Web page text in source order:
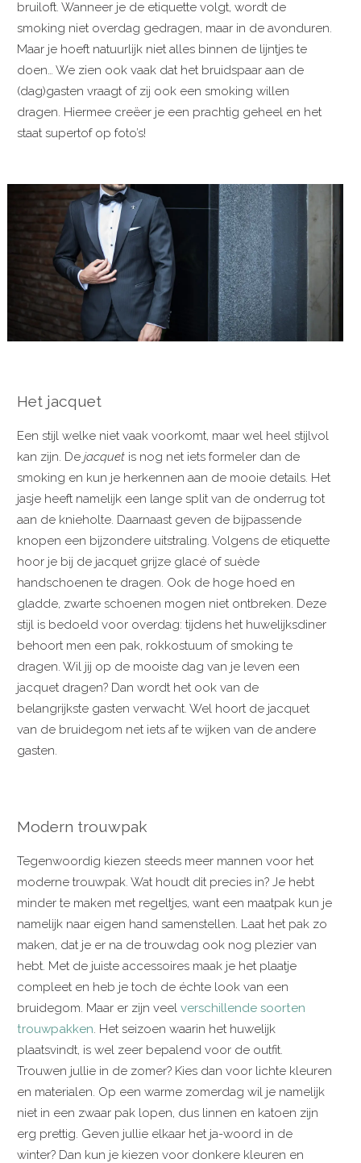
bruiloft. Wanneer je de etiquette volgt, wordt de
smoking niet overdag gedragen, maar in de avonduren.
Maar je hoeft natuurlijk niet alles binnen de lijntjes te
doen… We zien ook vaak dat het bruidspaar aan de
(dag)gasten vraagt of zij ook een smoking willen
dragen. Hiermee creëer je een prachtig geheel en het
staat supertof op foto’s!
Het jacquet
Een stijl welke niet vaak voorkomt, maar wel heel stijlvol
kan zijn. Dejacquet is nog net iets formeler dan de
smoking en kun je herkennen aan de mooie details. Het
jasje heeft namelijk een lange split van de onderrug tot
aan de knieholte. Daarnaast geven de bijpassende
knopen een bijzondere uitstraling. Volgens de etiquette
hoor je bij de jacquet grijze glacé of suède
handschoenen te dragen. Ook de hoge hoed en
gladde, zwarte schoenen mogen niet ontbreken. Deze
stijl is bedoeld voor overdag: tijdens het huwelijksdiner
behoort men een pak, rokkostuum of smoking te
dragen. Wil jij op de mooiste dag van je leven een
jacquet dragen? Dan wordt het ook van de
belangrijkste gasten verwacht. Wel hoort de jacquet
van de bruidegom net iets af te wijken van de andere
gasten.
Modern trouwpak
Tegenwoordig kiezen steeds meer mannen voor het
moderne trouwpak. Wat houdt dit precies in? Je hebt
minder te maken met regeltjes, want een maatpak kun je
namelijk naar eigen hand samenstellen. Laat het pak zo
maken, dat je er na de trouwdag ook nog plezier van
hebt. Met de juiste accessoires maak je het plaatje
compleet en heb je toch de échte look van een
bruidegom. Maar er zijn veelverschillende soorten
trouwpakken. Het seizoen waarin het huwelijk
plaatsvindt, is wel zeer bepalend voor de outfit.
Trouwen jullie in de zomer? Kies dan voor lichte kleuren
en materialen. Op een warme zomerdag wil je namelijk
niet in een zwaar pak lopen, dus linnen en katoen zijn
erg prettig. Geven jullie elkaar het ja-woord in de
winter? Dan kun je kiezen voor donkere kleuren en